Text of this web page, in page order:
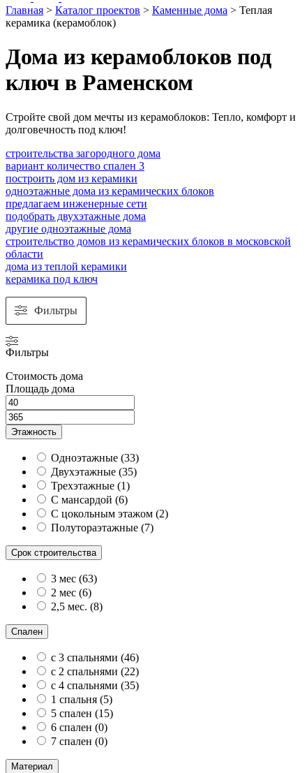
Главная > Каталог проектов > Каменные дома > Теплая
керамика (керамоблок)
Дома из керамоблоков под
ключ в Раменском
Стройте свой дом мечты из керамоблоков: Тепло, комфорт и
долговечность под ключ!
строительства загородного дома
вариант количество спален 3
построить дом из керамики
одноэтажные дома из керамических блоков
предлагаем инженерные сети
подобрать двухэтажные дома
другие одноэтажные дома
строительство домов из керамических блоков в московской
области
дома из теплой керамики
керамика под ключ
Фильтры
Фильтры
Стоимость дома
Площадь дома
Этажность
Одноэтажные (33)
Двухэтажные (35)
Трехэтажные (1)
С мансардой (6)
С цокольным этажом (2)
Полутораэтажные (7)
Срок строительства
3 мес (63)
2 мес (6)
2,5 мес. (8)
Спален
с 3 спальнями (46)
с 2 спальнями (22)
с 4 спальнями (35)
1 спальня (5)
5 спален (15)
6 спален (0)
7 спален (0)
Материал